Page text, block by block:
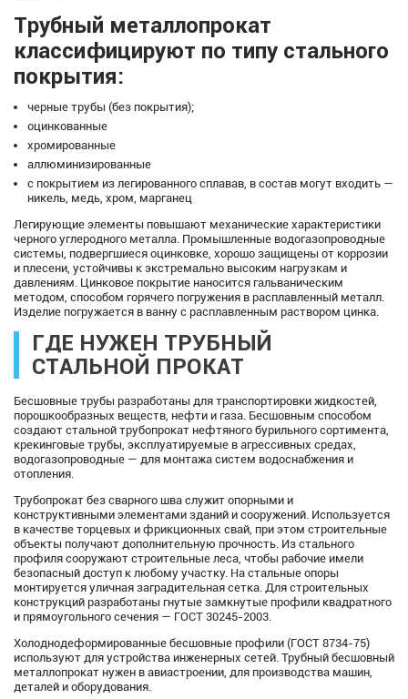
Трубный металлопрокат
классифицируют по типу стального
покрытия:
черные трубы (без покрытия);
оцинкованные
хромированные
аллюминизированные
с покрытием из легированного сплавав, в состав могут входить —
никель, медь, хром, марганец
Легирующие элементы повышают механические характеристики
черного углеродного металла. Промышленные водогазопроводные
системы, подвергшиеся оцинковке, хорошо защищены от коррозии
и плесени, устойчивы к экстремально высоким нагрузкам и
давлениям. Цинковое покрытие наносится гальваническим
методом, способом горячего погружения в расплавленный металл.
Изделие погружается в ванну с расплавленным раствором цинка.
ГДЕ НУЖЕН ТРУБНЫЙ
СТАЛЬНОЙ ПРОКАТ
Бесшовные трубы разработаны для транспортировки жидкостей,
порошкообразных веществ, нефти и газа. Бесшовным способом
создают стальной трубопрокат нефтяного бурильного сортимента,
крекинговые трубы, эксплуатируемые в агрессивных средах,
водогазопроводные — для монтажа систем водоснабжения и
отопления.
Трубопрокат без сварного шва служит опорными и
конструктивными элементами зданий и сооружений. Используется
в качестве торцевых и фрикционных свай, при этом строительные
объекты получают дополнительную прочность. Из стального
профиля сооружают строительные леса, чтобы рабочие имели
безопасный доступ к любому участку. На стальные опоры
монтируется уличная заградительная сетка. Для строительных
конструкций разработаны гнутые замкнутые профили квадратного
и прямоугольного сечения — ГОСТ 30245-2003.
Холоднодеформированные бесшовные профили (ГОСТ 8734-75)
используют для устройства инженерных сетей. Трубный бесшовный
металлопрокат нужен в авиастроении, для производства машин,
деталей и оборудования.